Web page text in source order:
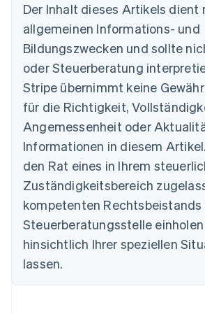
Der Inhalt dieses Artikels dient
allgemeinen Informations- und
Bildungszwecken und sollte
oder Steuerberatung
Stripe übernimmt keine
für die Richtigkeit,
Angemessenheit oder
Informationen in diesem
den Rat eines in Ihrem
Zuständigkeitsbereich
kompetenten Rechtsbeistands
Steuerberatungsstelle
hinsichtlich Ihrer speziellen
lassen.
Australien
English
Nederlands FrançaisDeutschEnglish
Brasilien
English
Bulgarien
English
Dänemark
Deutschland
DeutschEnglish
Estland
English
Festlandchina
简体中文
EnglishSvenska